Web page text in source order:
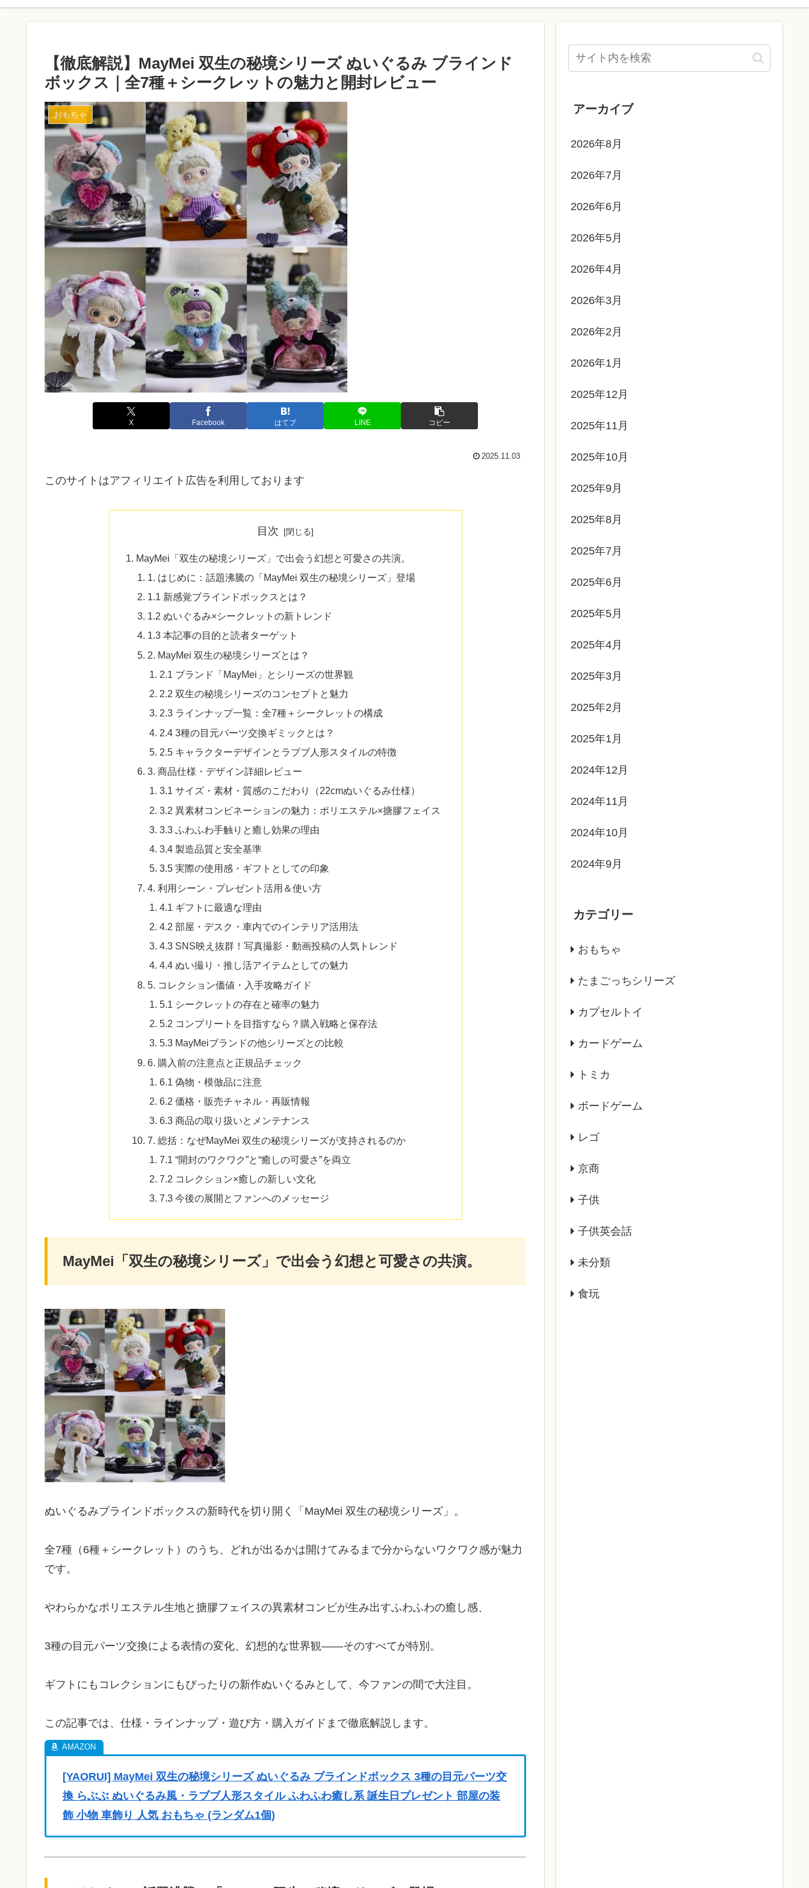
【徹底解説】MayMei 双生の秘境シリーズ ぬいぐるみ ブラインド
ボックス｜全7種＋シークレットの魅力と開封レビュー
おもちゃ
X Facebook はてブ LINE コピー
2025.11.03
このサイトはアフィリエイト広告を利用しております
目次
MayMei「双生の秘境シリーズ」で出会う幻想と可愛さの共演。
1. はじめに：話題沸騰の「MayMei 双生の秘境シリーズ」登場
1.1 新感覚ブラインドボックスとは？
1.2 ぬいぐるみ×シークレットの新トレンド
1.3 本記事の目的と読者ターゲット
2. MayMei 双生の秘境シリーズとは？
2.1 ブランド「MayMei」とシリーズの世界観
2.2 双生の秘境シリーズのコンセプトと魅力
2.3 ラインナップ一覧：全7種＋シークレットの構成
2.4 3種の目元パーツ交換ギミックとは？
2.5 キャラクターデザインとラブブ人形スタイルの特徴
3. 商品仕様・デザイン詳細レビュー
3.1 サイズ・素材・質感のこだわり（22cmぬいぐるみ仕様）
3.2 異素材コンビネーションの魅力：ポリエステル×搪膠フェイス
3.3 ふわふわ手触りと癒し効果の理由
3.4 製造品質と安全基準
3.5 実際の使用感・ギフトとしての印象
4. 利用シーン・プレゼント活用＆使い方
4.1 ギフトに最適な理由
4.2 部屋・デスク・車内でのインテリア活用法
4.3 SNS映え抜群！写真撮影・動画投稿の人気トレンド
4.4 ぬい撮り・推し活アイテムとしての魅力
5. コレクション価値・入手攻略ガイド
5.1 シークレットの存在と確率の魅力
5.2 コンプリートを目指すなら？購入戦略と保存法
5.3 MayMeiブランドの他シリーズとの比較
6. 購入前の注意点と正規品チェック
6.1 偽物・模倣品に注意
6.2 価格・販売チャネル・再販情報
6.3 商品の取り扱いとメンテナンス
7. 総括：なぜMayMei 双生の秘境シリーズが支持されるのか
7.1 “開封のワクワク”と“癒しの可愛さ”を両立
7.2 コレクション×癒しの新しい文化
7.3 今後の展開とファンへのメッセージ
MayMei「双生の秘境シリーズ」で出会う幻想と可愛さの共演。
ぬいぐるみブラインドボックスの新時代を切り開く「MayMei 双生の秘境シリーズ」。
全7種（6種＋シークレット）のうち、どれが出るかは開けてみるまで分からないワクワク感が魅力
です。
やわらかなポリエステル生地と搪膠フェイスの異素材コンビが生み出すふわふわの癒し感、
3種の目元パーツ交換による表情の変化、幻想的な世界観――そのすべてが特別。
ギフトにもコレクションにもぴったりの新作ぬいぐるみとして、今ファンの間で大注目。
この記事では、仕様・ラインナップ・遊び方・購入ガイドまで徹底解説します。
[YAORUI] MayMei 双生の秘境シリーズ ぬいぐるみ ブラインドボックス 3種の目元パーツ交
換 らぶぶ ぬいぐるみ風・ラブブ人形スタイル ふわふわ癒し系 誕生日プレゼント 部屋の装
飾 小物 車飾り 人気 おもちゃ (ランダム1個)
アーカイブ
2026年8月
2026年7月
2026年6月
2026年5月
2026年4月
2026年3月
2026年2月
2026年1月
2025年12月
2025年11月
2025年10月
2025年9月
2025年8月
2025年7月
2025年6月
2025年5月
2025年4月
2025年3月
2025年2月
2025年1月
2024年12月
2024年11月
2024年10月
2024年9月
カテゴリー
おもちゃ
たまごっちシリーズ
カプセルトイ
カードゲーム
トミカ
ボードゲーム
レゴ
京商
子供
子供英会話
未分類
食玩